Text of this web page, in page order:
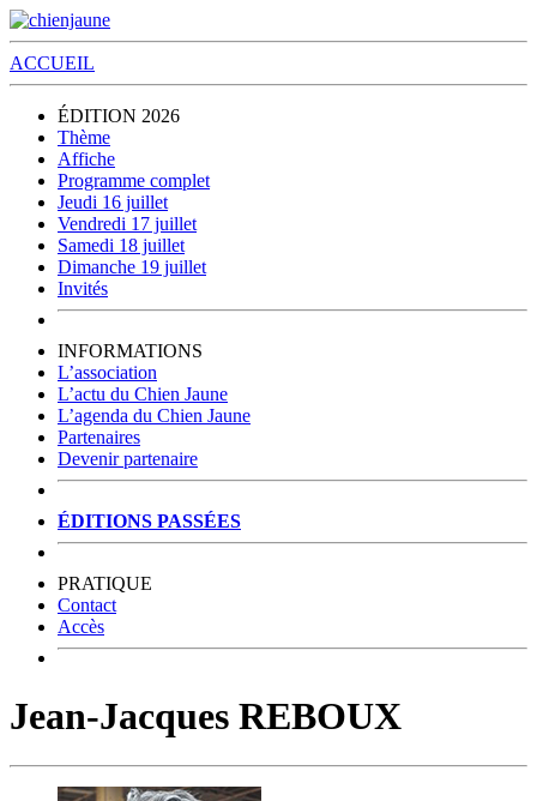
ACCUEIL
ÉDITION 2026
Thème
Affiche
Programme complet
Jeudi 16 juillet
Vendredi 17 juillet
Samedi 18 juillet
Dimanche 19 juillet
Invités
INFORMATIONS
L’association
L’actu du Chien Jaune
L’agenda du Chien Jaune
Partenaires
Devenir partenaire
ÉDITIONS PASSÉES
PRATIQUE
Contact
Accès
Jean-Jacques REBOUX